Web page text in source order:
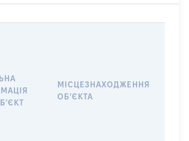
МІСЦЕЗНАХОДЖЕННЯ
ОБʼЄКТА